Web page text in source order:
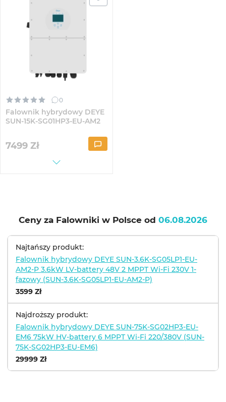
0
Falownik hybrydowy DEYE
SUN-15K-SG01HP3-EU-AM2
7499 Zł
Ceny za Falowniki w Polsce od 06.08.2026
Najtańszy produkt:
Falownik hybrydowy DEYE SUN-3.6K-SG05LP1-EU-
AM2-P 3.6kW LV-battery 48V 2 MPPT Wi-Fi 230V 1-
fazowy (SUN-3.6K-SG05LP1-EU-AM2-P)
3599 Zł
Najdroższy produkt:
Falownik hybrydowy DEYE SUN-75K-SG02HP3-EU-
EM6 75kW HV-battery 6 MPPT Wi-Fi 220/380V (SUN-
75K-SG02HP3-EU-EM6)
29999 Zł